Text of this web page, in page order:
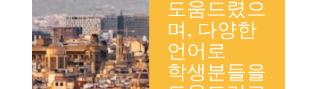
도움드렸으
며, 다양한
언어로
학생분들을